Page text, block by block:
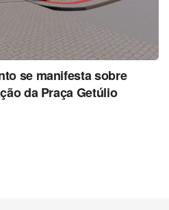
se manifesta sobre
da Praça Getúlio